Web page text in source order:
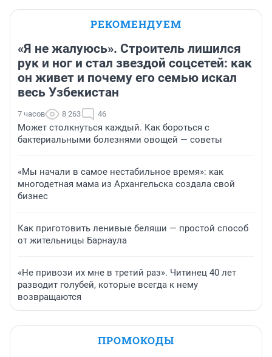
РЕКОМЕНДУЕМ
«Я не жалуюсь». Строитель лишился
рук и ног и стал звездой соцсетей: как
он живет и почему его семью искал
весь Узбекистан
7 часов 8 263 46
Может столкнуться каждый. Как бороться с
бактериальными болезнями овощей — советы
«Мы начали в самое нестабильное время»: как
многодетная мама из Архангельска создала свой
бизнес
Как приготовить ленивые беляши — простой способ
от жительницы Барнаула
«Не привози их мне в третий раз». Читинец 40 лет
разводит голубей, которые всегда к нему
возвращаются
ПРОМОКОДЫ